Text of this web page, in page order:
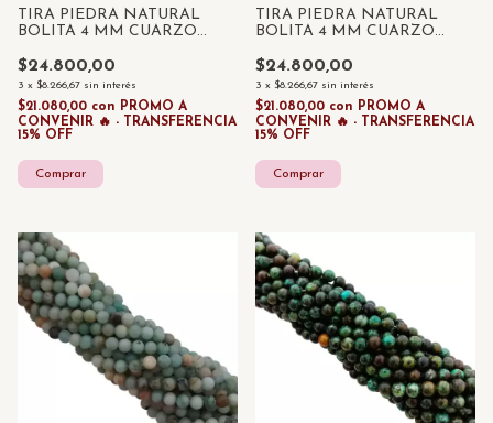
TIRA PIEDRA NATURAL
BOLITA 4 MM CUARZO
$24.800,00
3 x $8.266,67 sin interés
$21.080,00 con PROMO A
CONVENIR 🔥 - TRANSFERENCIA
15% OFF
TIRA PIEDRA NATURAL
BOLITA 4 MM CUARZO
x 85 UNID
$24.800,00
3 x $8.266,67 sin interés
$21.080,00 con PROMO A
CONVENIR 🔥 - TRANSFERENCIA
15% OFF